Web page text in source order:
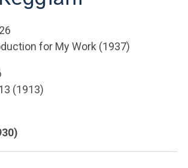
OR STAFF MEMBER
for My Work (1937)
(1913)